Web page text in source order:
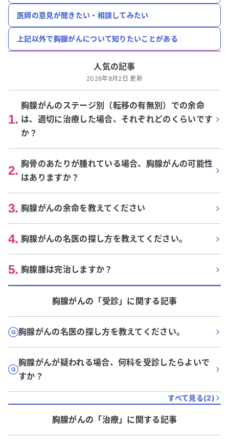
医師の意見が聞きたい・相談してみたい
上記以外で胸腺がんについて知りたいことがある
人気の記事
2026年8月2日 更新
1.
胸腺がんのステージ別（転移の有無別）での余命
は、適切に治療した場合、それぞれどのくらいです
か？
2. 胸骨のあたりが腫れている場合、胸腺がんの可能性
はありますか？
3. 胸腺がんの余命を教えてください
4. 胸腺がんの名医の探し方を教えてください。
5. 胸腺腫は完治しますか？
胸腺がんの「受診」に関する記事
胸腺がんの名医の探し方を教えてください。
胸腺がんが疑われる場合、何科を受診したらよいで
すか？
すべて見る(2)
胸腺がんの「治療」に関する記事